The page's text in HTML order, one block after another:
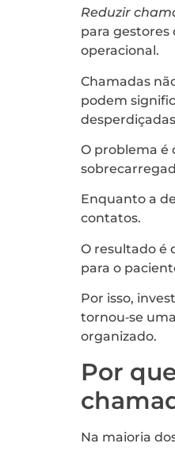
Reduzir
para gestores
operacional.
Chamadas
podem
O problema é
Enquanto a
contatos.
O resultado é
para o
Por isso,
tornou‑se
organizado.
Por
Na maioria